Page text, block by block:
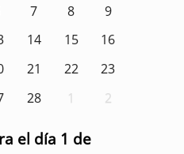
7 8
9
14 15
16
21 22
23
28 1 2
el día 1 de